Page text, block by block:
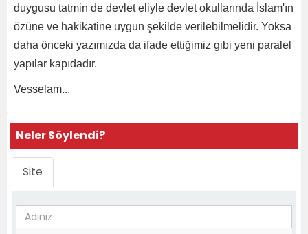
duygusu tatmin de devlet eliyle devlet okullarında İslam'ın
özüne ve hakikatine uygun şekilde verilebilmelidir. Yoksa
daha önceki yazımızda da ifade ettiğimiz gibi yeni paralel
yapılar kapıdadır.
Vesselam...
Neler Söylendi?
Site